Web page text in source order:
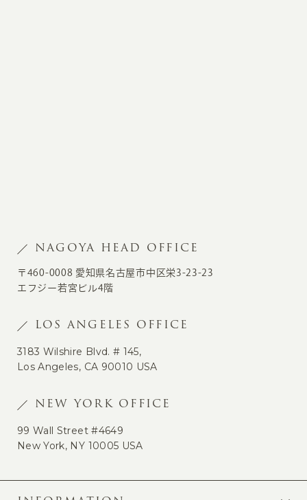
NAGOYA HEAD OFFICE
〒460-0008 愛知県名古屋市中区栄3-23-23
エフジー若宮ビル4階
LOS ANGELES OFFICE
3183 Wilshire Blvd. # 145,
Los Angeles, CA 90010 USA
NEW YORK OFFICE
99 Wall Street #4649
New York, NY 10005 USA